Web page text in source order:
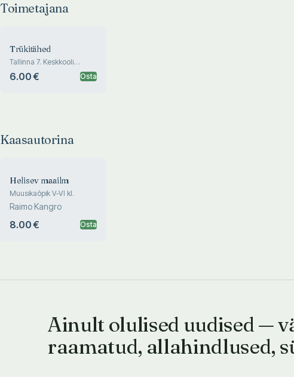
Toimetajana
Trükitähed
Tallinna 7. Keskkooli
almanahh
6.00 € Osta
Kaasautorina
Helisev maailm
Muusikaõpik V-VI kl.
Raimo Kangro
8.00 € Osta
Ainult olulised uudised —
raamatud, allahindlused,